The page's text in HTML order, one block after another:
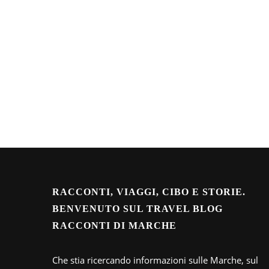
RACCONTI, VIAGGI, CIBO E STORIE.
BENVENUTO SUL TRAVEL BLOG
RACCONTI DI MARCHE
Che stia ricercando informazioni sulle Marche, sul